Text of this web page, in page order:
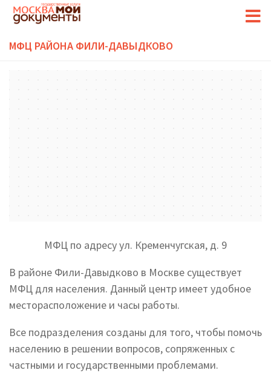
МФЦ РАЙОНА ФИЛИ-ДАВЫДКОВО
МФЦ по адресу ул. Кременчугская, д. 9
В районе Фили-Давыдково в Москве существует
МФЦ для населения. Данный центр имеет удобное
месторасположение и часы работы.
Все подразделения созданы для того, чтобы помочь
населению в решении вопросов, сопряженных с
частными и государственными проблемами.